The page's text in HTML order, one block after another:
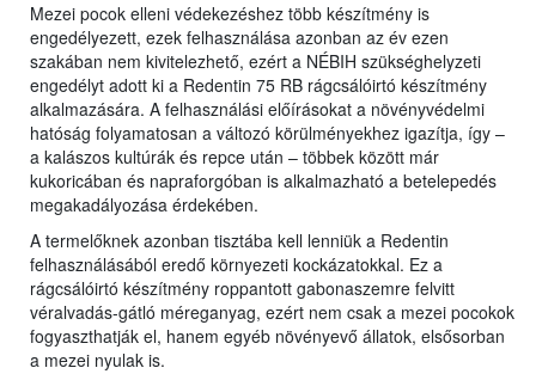
Mezei pocok elleni védekezéshez több készítmény is
engedélyezett, ezek felhasználása azonban az év ezen
szakában nem kivitelezhető, ezért a NÉBIH szükséghelyzeti
engedélyt adott ki a Redentin 75 RB rágcsálóirtó készítmény
alkalmazására. A felhasználási előírásokat a növényvédelmi
hatóság folyamatosan a változó körülményekhez igazítja, így –
a kalászos kultúrák és repce után – többek között már
kukoricában és napraforgóban is alkalmazható a betelepedés
megakadályozása érdekében.
A termelőknek azonban tisztába kell lenniük a Redentin
felhasználásából eredő környezeti kockázatokkal. Ez a
rágcsálóirtó készítmény roppantott gabonaszemre felvitt
véralvadás-gátló méreganyag, ezért nem csak a mezei pocokok
fogyaszthatják el, hanem egyéb növényevő állatok, elsősorban
a mezei nyulak is.